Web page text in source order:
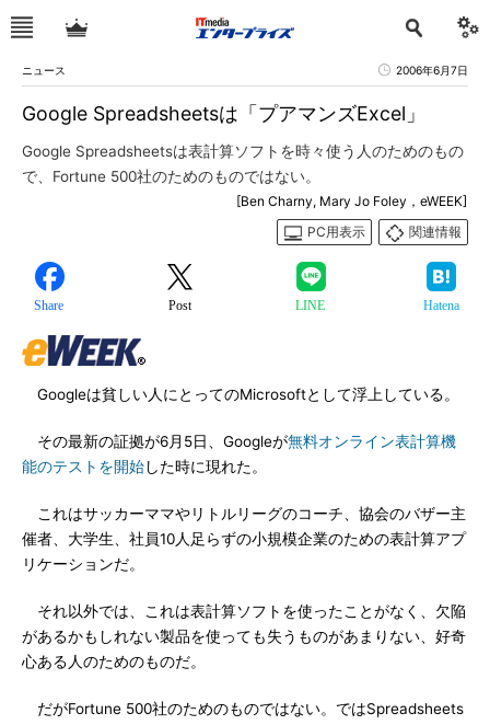
ニュース 2006年6月7日
Google Spreadsheetsは「プアマンズExcel」
Google Spreadsheetsは表計算ソフトを時々使う人のためのもの
で、Fortune 500社のためのものではない。
[Ben Charny, Mary Jo Foley，eWEEK]
PC用表示
関連情報
Share Post LINE Hatena
Googleは貧しい人にとってのMicrosoftとして浮上している。
その最新の証拠が6月5日、Googleが無料オンライン表計算機
能のテストを開始した時に現れた。
これはサッカーママやリトルリーグのコーチ、協会のバザー主
催者、大学生、社員10人足らずの小規模企業のための表計算アプ
リケーションだ。
それ以外では、これは表計算ソフトを使ったことがなく、欠陥
があるかもしれない製品を使っても失うものがあまりない、好奇
心ある人のためのものだ。
だがFortune 500社のためのものではない。ではSpreadsheets